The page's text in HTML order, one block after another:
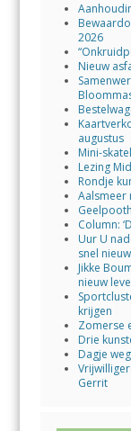
2026
Nieuw
augustus
Mini-
Lezing
Rondje
Aalsmeer
Column:
Uur U
snel
Jikke
nieuw
krijgen
Zomerse
Drie
Dagje
Gerrit